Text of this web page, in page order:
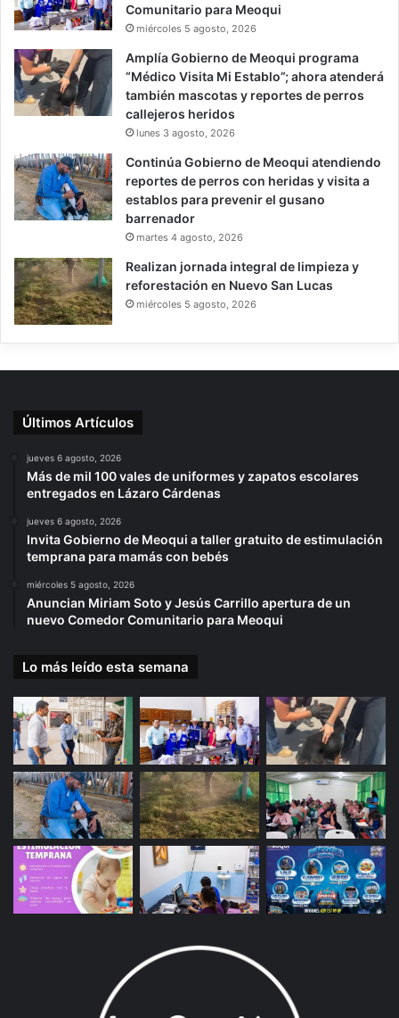
Comunitario para Meoqui
miércoles 5 agosto, 2026
Amplía Gobierno de Meoqui programa
“Médico Visita Mi Establo”; ahora atenderá
también mascotas y reportes de perros
callejeros heridos
lunes 3 agosto, 2026
Continúa Gobierno de Meoqui atendiendo
reportes de perros con heridas y visita a
establos para prevenir el gusano
barrenador
martes 4 agosto, 2026
Realizan jornada integral de limpieza y
reforestación en Nuevo San Lucas
miércoles 5 agosto, 2026
Últimos Artículos
jueves 6 agosto, 2026
Más de mil 100 vales de uniformes y zapatos escolares
entregados en Lázaro Cárdenas
jueves 6 agosto, 2026
Invita Gobierno de Meoqui a taller gratuito de estimulación
temprana para mamás con bebés
miércoles 5 agosto, 2026
Anuncian Miriam Soto y Jesús Carrillo apertura de un
nuevo Comedor Comunitario para Meoqui
Lo más leído esta semana